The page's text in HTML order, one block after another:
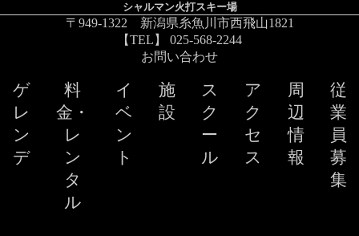
シャルマン火打スキー場
〒949-1322 新潟県糸魚川市西飛山1821
【TEL】 025-568-2244
お問い合わせ
ゲ
レ
ン
デ
料
金・
レ
ン
タ
ル
イ
ベ
ン
ト
施
設
ス
ク
ー
ル
ア
ク
セ
ス
周
辺
情
報
従
業
員
募
集